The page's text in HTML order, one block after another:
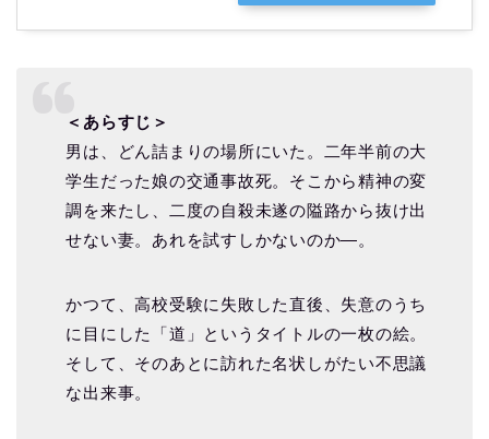
＜あらすじ＞
男は、どん詰まりの場所にいた。二年半前の大
学生だった娘の交通事故死。そこから精神の変
調を来たし、二度の自殺未遂の隘路から抜け出
せない妻。あれを試すしかないのか―。
かつて、高校受験に失敗した直後、失意のうち
に目にした「道」というタイトルの一枚の絵。
そして、そのあとに訪れた名状しがたい不思議
な出来事。